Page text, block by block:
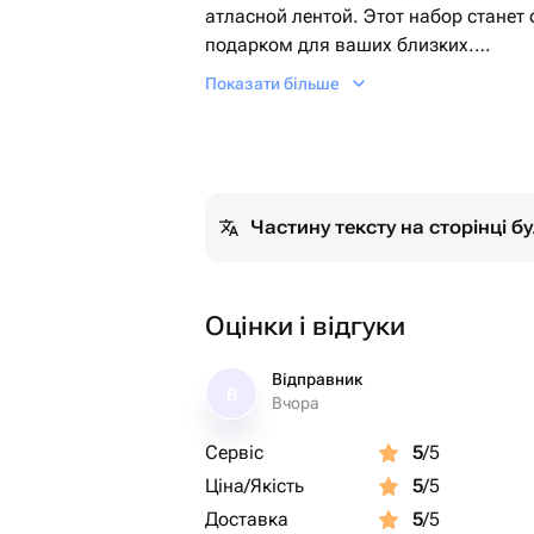
атласной лентой. Этот набор
подарком для ваших близких.
Наш бенто торт и капкейки
украшены атласной лентой. Просто
Показати більше
Частину тексту на сторінці
Оцінки і відгуки
Відправник
Вчора
Сервіс 5/5
Ціна/Якість
5/5
Доставка
5/5